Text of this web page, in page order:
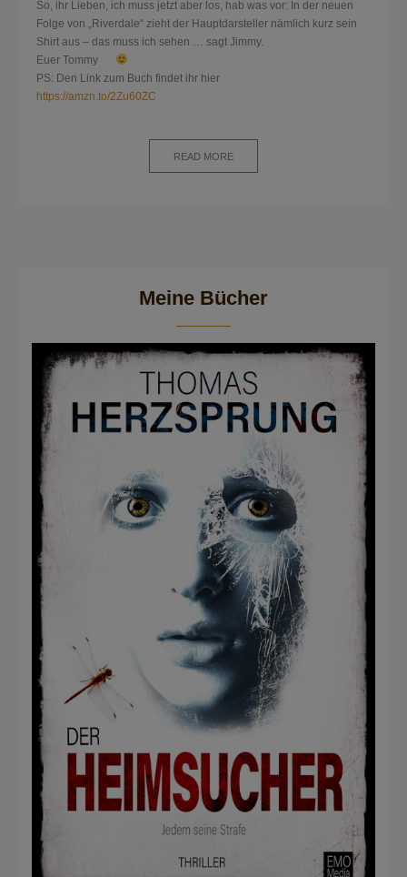
So, ihr Lieben, ich muss jetzt aber los, hab was vor: In der neuen
Folge von „Riverdale“ zieht der Hauptdarsteller nämlich kurz sein
Shirt aus – das muss ich sehen … sagt Jimmy.
Euer Tommy
PS: Den Link zum Buch findet ihr hier
https://amzn.to/2Zu60ZC
READ MORE
Meine Bücher